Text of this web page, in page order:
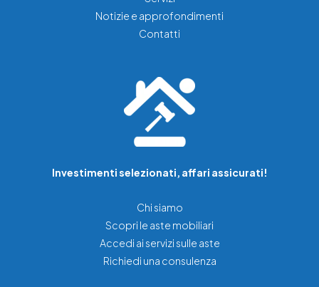
Notizie e approfondimenti
Contatti
Investimenti selezionati, affari assicurati!
Chi siamo
Scopri le aste mobiliari
Accedi ai servizi sulle aste
Richiedi una consulenza